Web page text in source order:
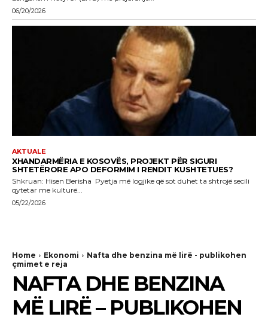
06/20/2026
AKTUALE
XHANDARMËRIA E KOSOVËS, PROJEKT PËR SIGURI
SHTETËRORE APO DEFORMIM I RENDIT KUSHTETUES?
Shkruan: Hisen Berisha Pyetja më logjike që sot duhet ta shtrojë secili
qytetar me kulturë...
05/22/2026